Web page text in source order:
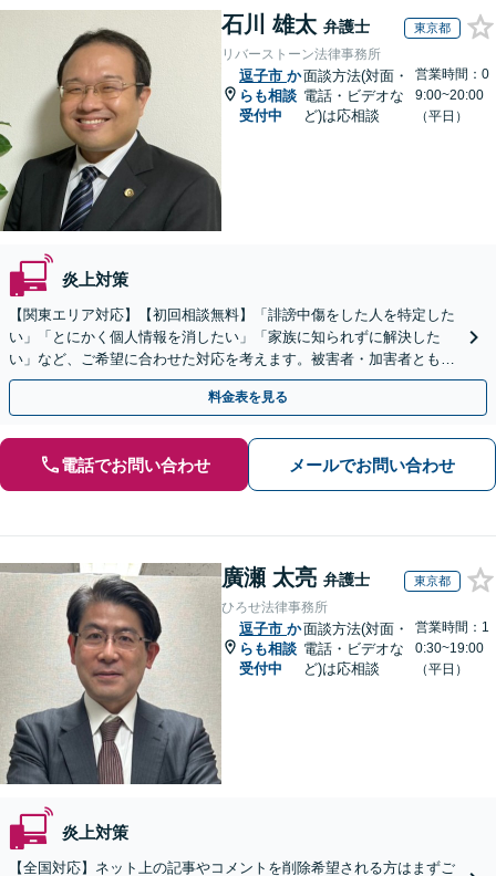
石川 雄太 弁護士 東京都
リバーストーン法律事務所
逗子市 か
らも相談
受付中
面談方法(対面・
電話・ビデオな
ど)は応相談
営業時間：0
9:00~20:00
（平日）
炎上対策
【関東エリア対応】【初回相談無料】「誹謗中傷をした人を特定した
い」「とにかく個人情報を消したい」「家族に知られずに解決した
い」など、ご希望に合わせた対応を考えます。被害者・加害者ともに
対応可。企業のネットトラブルもお任せ【土日祝対応可】
料金表を見る
電話でお問い合わせ メールでお問い合わせ
廣瀬 太亮 弁護士 東京都
ひろせ法律事務所
逗子市 か
らも相談
受付中
面談方法(対面・
電話・ビデオな
ど)は応相談
営業時間：1
0:30~19:00
（平日）
炎上対策
【全国対応】ネット上の記事やコメントを削除希望される方はまずご